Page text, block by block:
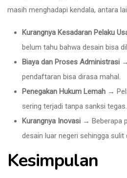
masih menghadapi kendala, antara
Kurangnya Kesadaran Pelaku
belum tahu bahwa desain bisa
Biaya dan Proses Administrasi
pendaftaran bisa dirasa mahal.
Penegakan Hukum Lemah →
sering terjadi tanpa sanksi tegas.
Kurangnya Inovasi → Beberapa
desain luar negeri sehingga sulit
Kesimpulan